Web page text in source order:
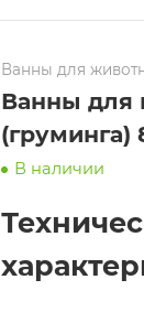
Ванны для
Ванны для
(груминга)
В наличии